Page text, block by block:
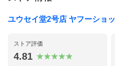
ユウセイ堂2号店 ヤフーショ
ストア評価
4.81